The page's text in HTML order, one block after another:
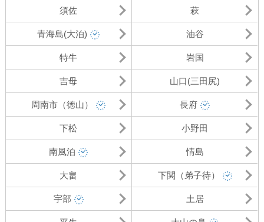
須佐 萩
青海島(大泊) 油谷
特牛 岩国
吉母 山口(三田尻)
周南市（徳山） 長府
下松 小野田
南風泊 情島
大畠 下関（弟子待）
宇部 土居